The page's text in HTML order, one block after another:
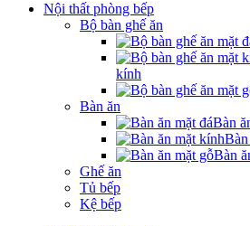
Nội thất phòng bếp
Bộ bàn ghế ăn
kính
Bàn ăn
Bàn
Bàn
Ghế ăn
Tủ bếp
Kệ bếp